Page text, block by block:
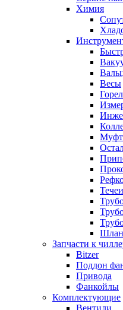
Химия
Весы
Запчасти к
Bitzer
Поддон
Привода
Фанкойлы
Комплектующие
Вентили